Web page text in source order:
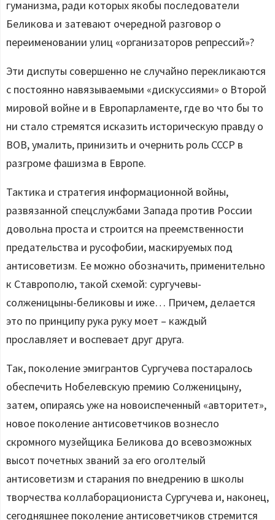
гуманизма, ради которых якобы последователи
Беликова и затевают очередной разговор о
переименовании улиц «организаторов репрессий»?
Эти диспуты совершенно не случайно перекликаются
с постоянно навязываемыми «дискуссиями» о Второй
мировой войне и в Европарламенте, где во что бы то
ни стало стремятся исказить историческую правду о
ВОВ, умалить, принизить и очернить роль СССР в
разгроме фашизма в Европе.
Тактика и стратегия информационной войны,
развязанной спецслужбами Запада против России
довольна проста и строится на преемственности
предательства и русофобии, маскируемых под
антисоветизм. Ее можно обозначить, применительно
к Ставрополю, такой схемой: сургучевы-
солженицыны-беликовы и иже… Причем, делается
это по принципу рука руку моет – каждый
прославляет и воспевает друг друга.
Так, поколение эмигрантов Сургучева постаралось
обеспечить Нобелевскую премию Солженицыну,
затем, опираясь уже на новоиспеченный «авторитет»,
новое поколение антисоветчиков вознесло
скромного музейщика Беликова до всевозможных
высот почетных званий за его оголтелый
антисоветизм и старания по внедрению в школы
творчества коллаборациониста Сургучева и, наконец,
сегодняшнее поколение антисоветчиков стремится